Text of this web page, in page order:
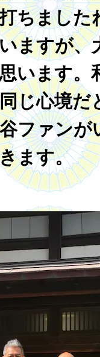
ちました
ますが、
います。
じ心境だ
ファンが
ます。